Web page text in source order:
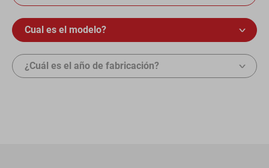
Mi cuenta
Cual es el modelo?
¿Cuál es el año de fabricación?